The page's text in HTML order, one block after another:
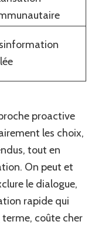
proactive
les choix,
tout en
On peut et
le dialogue,
rapide qui
coûte cher